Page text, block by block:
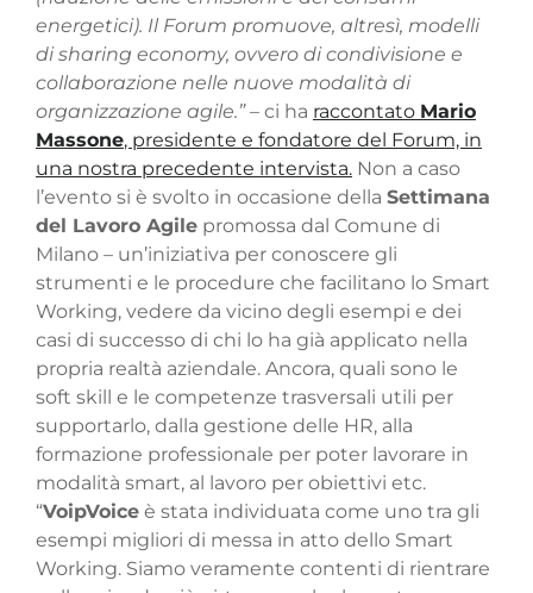
energetici). Il Forum promuove, altresì, modelli
di sharing economy, ovvero di condivisione e
collaborazione nelle nuove modalità di
organizzazione agile.”– ci ha raccontato Mario
Massone, presidente e fondatore del Forum, in
una nostra precedente intervista. Non a caso
l’evento si è svolto in occasione della Settimana
del Lavoro Agile promossa dal Comune di
Milano – un’iniziativa per conoscere gli
strumenti e le procedure che facilitano lo Smart
Working, vedere da vicino degli esempi e dei
casi di successo di chi lo ha già applicato nella
propria realtà aziendale. Ancora, quali sono le
soft skill e le competenze trasversali utili per
supportarlo, dalla gestione delle HR, alla
formazione professionale per poter lavorare in
modalità smart, al lavoro per obiettivi etc.
“VoipVoice è stata individuata come uno tra gli
esempi migliori di messa in atto dello Smart
Working. Siamo veramente contenti di rientrare